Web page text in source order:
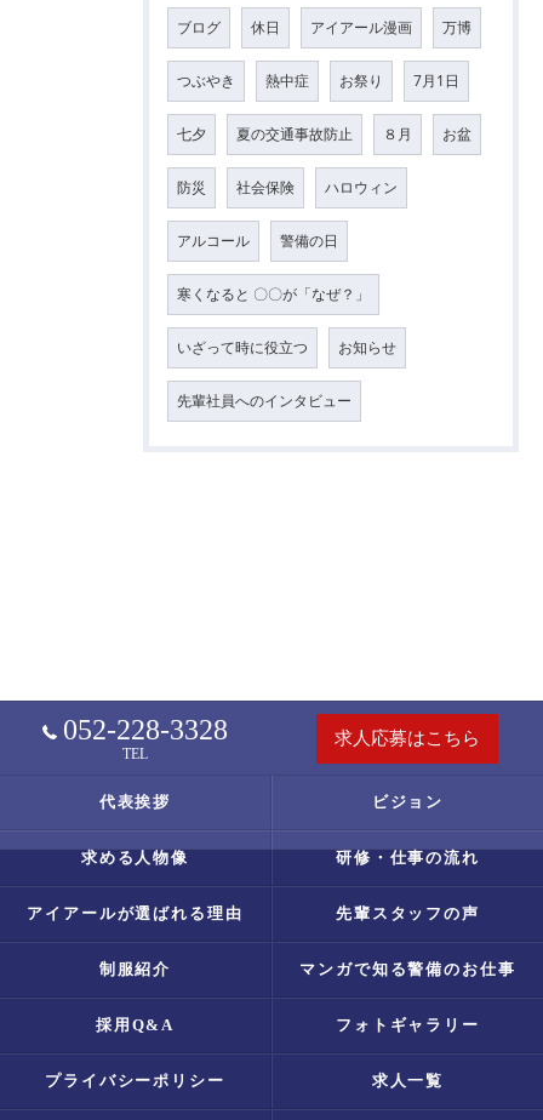
ブログ 休日 アイアール漫画 万博
つぶやき 熱中症 お祭り 7月1日
七夕 夏の交通事故防止 ８月 お盆
防災 社会保険 ハロウィン
アルコール 警備の日
寒くなると 〇〇が「なぜ？」
いざって時に役立つ お知らせ
先輩社員へのインタビュー
052-228-3328
TEL
求人応募はこちら
代表挨拶 ビジョン
求める人物像 研修・仕事の流れ
アイアールが選ばれる理由 先輩スタッフの声
制服紹介 マンガで知る警備のお仕事
採用Q&A フォトギャラリー
プライバシーポリシー 求人一覧